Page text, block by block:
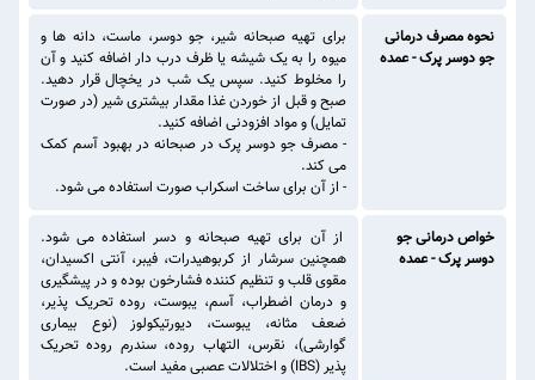
نحوه مصرف درمانی
جو دوسر پرک - عمده
برای تهیه صبحانه شیر، جو دوسر، ماست، دانه ها و
میوه را به یک شیشه یا ظرف درب دار اضافه کنید و آن
را مخلوط کنید. سپس یک شب در یخچال قرار دهید.
صبح و قبل از خوردن غذا مقدار بیشتری شیر (در صورت
تمایل) و مواد افزودنی اضافه کنید.
- مصرف جو دوسر پرک در صبحانه در بهبود آسم کمک
می کند.
- از آن برای ساخت اسکراب صورت استفاده می شود.
خواص درمانی جو
دوسر پرک - عمده
از آن برای تهیه صبحانه و دسر استفاده می شود.
همچنین سرشار از کربوهیدرات، فیبر، آنتی اکسیدان،
مقوی قلب و تنظیم کننده فشارخون بوده و در پیشگیری
و درمان اضطراب، آسم، یبوست، روده تحریک پذیر،
ضعف مثانه، یبوست، دیورتیکولوز (نوع بیماری
گوارشی)، نقرس، التهاب روده، سندرم روده تحریک
پذیر (IBS) و اختلالات عصبی مفید است.